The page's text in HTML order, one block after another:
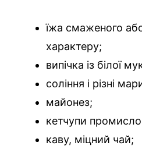
їжа смаженого
характеру;
випічка із білої
соління і різні
майонез;
кетчупи
каву, міцний чай;